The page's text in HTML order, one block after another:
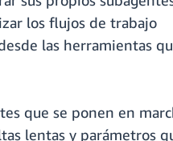
los flujos de trabajo
las herramientas
que se ponen en
lentas y parámetros